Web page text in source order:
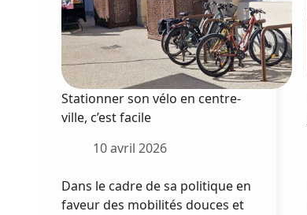
Stationner son vélo en centre-
ville, c’est facile
10 avril 2026
Dans le cadre de sa politique en
faveur des mobilités douces et